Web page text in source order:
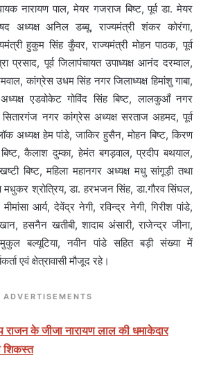
नारायण पाल, मेयर गजराज बिष्ट, पूर्व डा. मेयर
अध्यक्ष अनिल डब्बू, राज्यमंत्री शंकर कोरंगा,
हुकुम सिंह कुँवर, राज्यमंत्री मोहन पाठक, पूर्व
प्रसाद, पूर्व जिलापंचायत उपाध्यक्ष आनंद दरम्वाल,
कांग्रेस उधम सिंह नगर जिलाध्यक्ष हिमांशु गाबा,
अध्यक्ष एडवोकेट गोविंद सिंह बिष्ट, लालकुआँ नगर
नगर कांग्रेस अध्यक्ष सरताज अहमद, पूर्व
अध्यक्ष हेम पांडे, जाकिर हुसैन, मोहन बिष्ट, किरण
बिष्ट, कैलाश दुम्का, हेमंत बगड़वाल, प्रदीप बथयाल,
बिष्ट, महिला महानगर अध्यक्ष मधु सांगूड़ी तथा
मधुकर श्रोत्रिय, डा. हरभजन सिंह, डा.गौरव सिंघल,
आर्य, देवेंद्र नेगी, रविन्द्र नेगी, गिरीश पांडे,
हसनैन खतीबी, शादाब अंसारी, राजेन्द्र जीना,
मुकुल बल्यूटिया, नवीन पांडे सहित बड़ी संख्या में
एवं क्षेत्रावासी मौजूद रहे।
ADVERTISEMENTS
राजन के जीजा नारायण लाल की धमाकेदार
शिकस्त